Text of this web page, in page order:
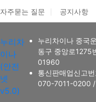
자주묻는 질문 공지사항
누리차
이나
(안전
넷
v5.0)
누리차이나 중국
동구 중앙로1275
01960
통신판매업신고
070-7011-0200